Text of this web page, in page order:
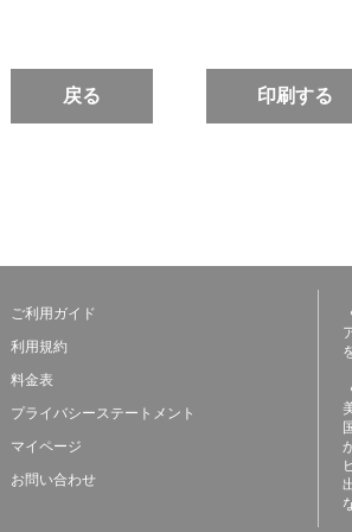
戻る 印刷する
ご利用ガイド
利用規約
料金表
プライバシーステートメント
マイページ
お問い合わせ